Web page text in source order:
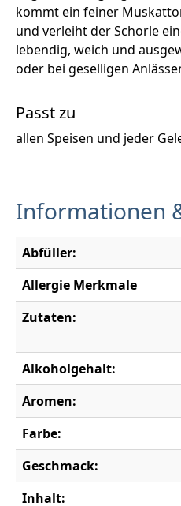
kommt ein feiner
und verleiht der Schorle
lebendig, weich und
oder bei geselligen
Passt zu
allen Speisen und jeder
Informationen
Abfüller:
Allergie Merkmale
Zutaten:
Alkoholgehalt:
Aromen:
Farbe:
Geschmack:
Inhalt: